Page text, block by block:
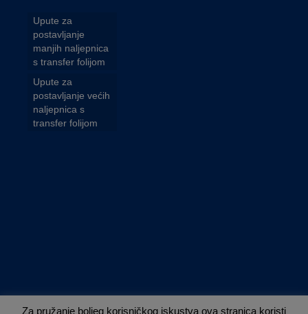
Upute za
postavljanje
manjih naljepnica
s transfer folijom
Upute za
postavljanje većih
naljepnica s
transfer folijom
Za pružanje boljeg korisničkog iskustva ova stranica koristi